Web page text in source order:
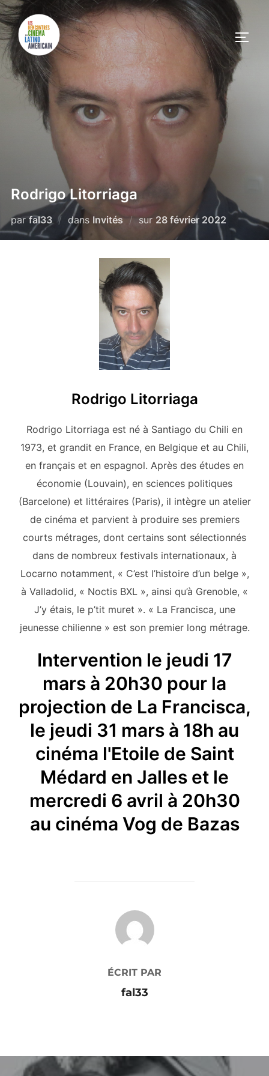
Rodrigo Litorriaga
parfal33 dans Invités sur 28 février 2022
Rodrigo Litorriaga
Rodrigo Litorriaga est né à Santiago du Chili en
1973, et grandit en France, en Belgique et au Chili,
en français et en espagnol. Après des études en
économie (Louvain), en sciences politiques
(Barcelone) et littéraires (Paris), il intègre un atelier
de cinéma et parvient à produire ses premiers
courts métrages, dont certains sont sélectionnés
dans de nombreux festivals internationaux, à
Locarno notamment, « C’est l’histoire d’un belge »,
à Valladolid, « Noctis BXL », ainsi qu’à Grenoble, «
J’y étais, le p’tit muret ». « La Francisca, une
jeunesse chilienne » est son premier long métrage.
Intervention le jeudi 17
mars à 20h30 pour la
projection de La Francisca,
le jeudi 31 mars à 18h au
cinéma l'Etoile de Saint
Médard en Jalles et le
mercredi 6 avril à 20h30
au cinéma Vog de Bazas
AUTEUR DE LA PUBLICATION
ÉCRIT PAR
fal33